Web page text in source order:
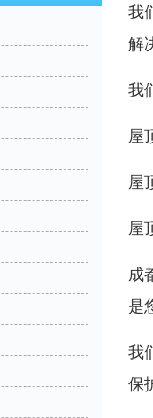
我
解
我
屋
屋
屋
成
是
我
保